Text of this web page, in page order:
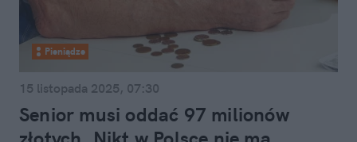
Pieniądze
15 listopada 2025, 07:30
Senior musi oddać 97 milionów